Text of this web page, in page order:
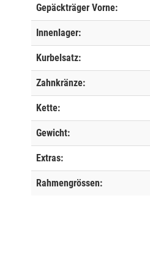
Gepäckträger Vorne:
Innenlager:
Kurbelsatz:
Zahnkränze:
Kette:
Gewicht:
Extras:
Rahmengrössen: